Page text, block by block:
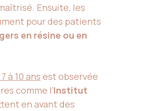
Ensuite, les
pour des patients
en résine ou en
à 10 ans est observée
comme l’Institut
en avant des